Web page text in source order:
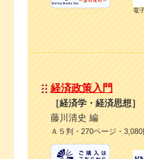
電
経済政策入門
［経済学・経済思想］
藤川清史 編
Ａ５判・270ページ・